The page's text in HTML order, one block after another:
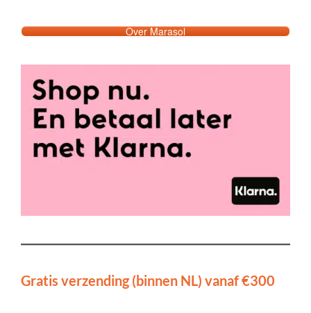
Over Marasol
Gratis verzending (binnen NL) vanaf €300